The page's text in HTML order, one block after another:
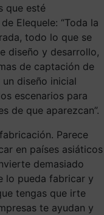
que esté
Elequele: “Toda la
todo lo que se
diseño y desarrollo,
de captación de
diseño inicial
escenarios para
de que aparezcan”.
Parece
en países asiáticos
demasiado
lo pueda fabricar y
tengas que irte
te ayudan y